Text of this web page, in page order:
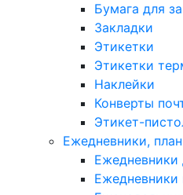
Бумага для
Закладки
Этикетки
Этикетки
Наклейки
Конверты
Этикет-
Ежедневники,
Ежедневники
Ежедневники